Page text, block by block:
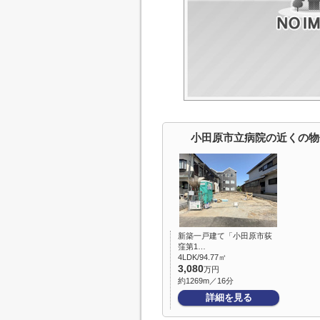
小田原市立病院の近くの
新築一戸建て「小田原市荻
窪第1…
4LDK/94.77㎡
3,080万円
約1269m／16分
詳細を見る